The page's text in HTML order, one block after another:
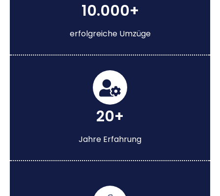
10.000+
erfolgreiche Umzüge
20+
Jahre Erfahrung